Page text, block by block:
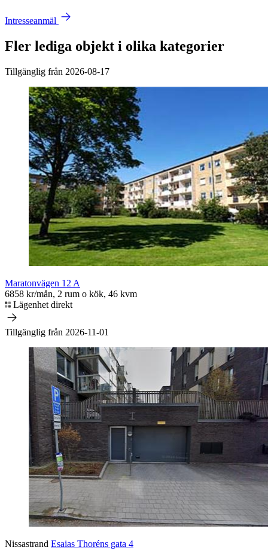
Intresseanmäl
Fler lediga objekt i olika kategorier
Tillgänglig från 2026-08-17
Maratonvägen 12 A
6858 kr/mån, 2 rum o kök, 46 kvm
Lägenhet direkt
Tillgänglig från 2026-11-01
Nissastrand Esaias Thoréns gata 4